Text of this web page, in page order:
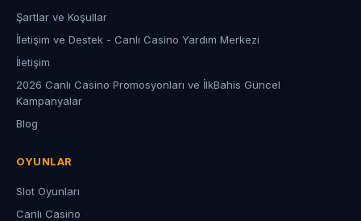
Şartlar ve Koşullar
İletişim ve Destek - Canlı Casino Yardım Merkezi
İletişim
2026 Canlı Casino Promosyonları ve İlkBahis Güncel
Kampanyalar
Blog
OYUNLAR
Slot Oyunları
Canlı Casino